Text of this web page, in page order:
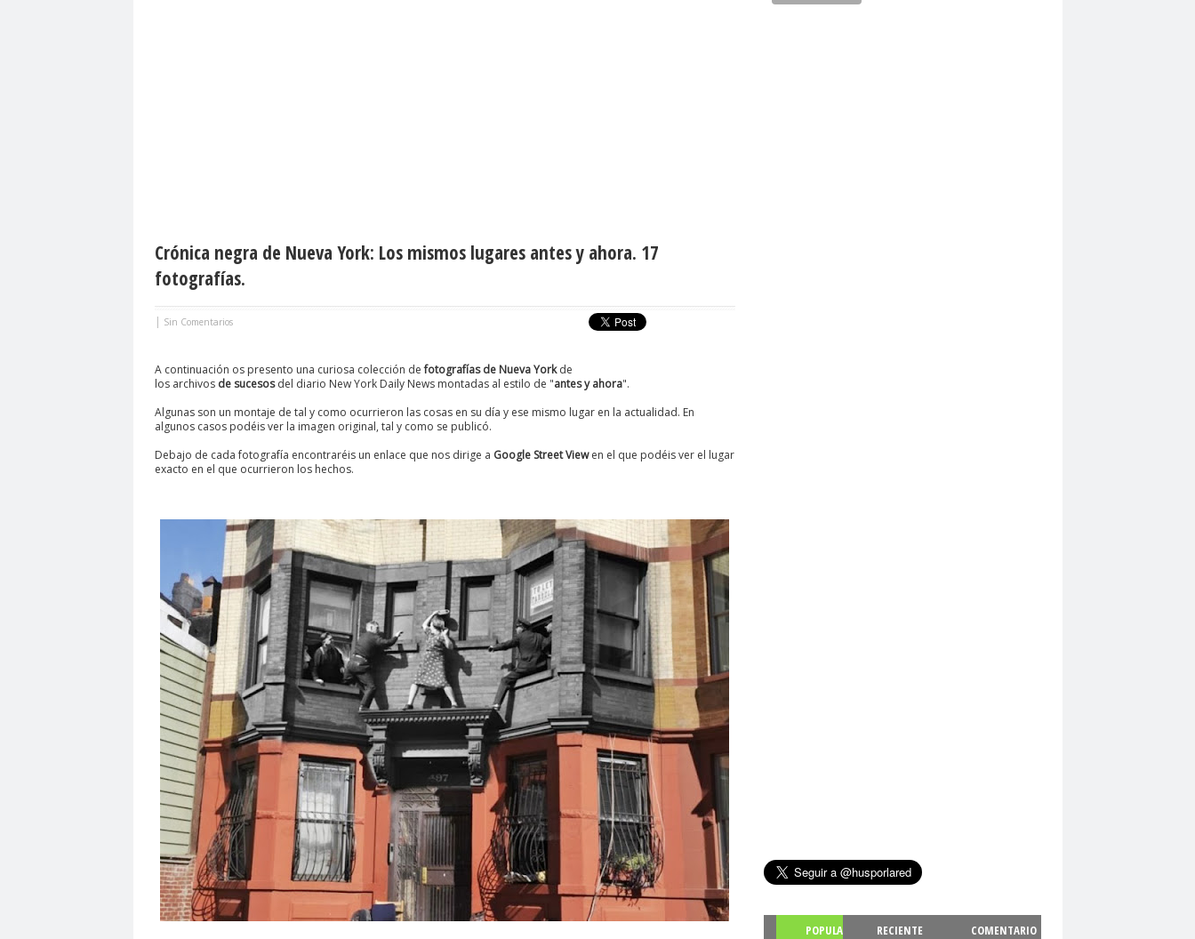
Crónica negra de Nueva York: Los mismos lugares antes y ahora. 17
fotografías.
| Sin Comentarios
A continuación os presento una curiosa colección defotografías de Nueva Yorkde
los archivos de sucesosdel diario New York Daily News montadas al estilo de "antes y ahora".
Algunas son un montaje de tal y como ocurrieron las cosas en su día y ese mismo lugar en la actualidad. En
algunos casos podéis ver la imagen original, tal y como se publicó.
Debajo de cada fotografía encontraréis un enlace que nos dirige a Google Street Viewen el que podéis ver el lugar
exacto en el que ocurrieron los hechos.
POPULA
RECIENTE
COMENTARIO